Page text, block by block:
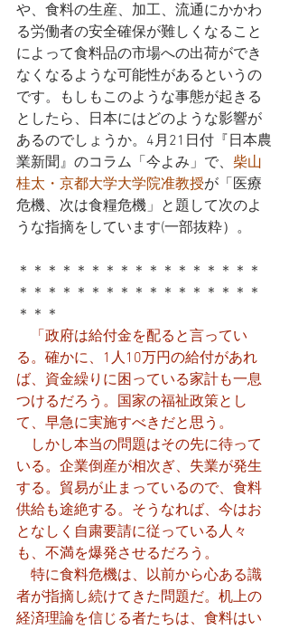
や、食料の生産、加工、流通にかかわ
る労働者の安全確保が難しくなること
によって食料品の市場への出荷ができ
なくなるような可能性があるというの
です。もしもこのような事態が起きる
としたら、日本にはどのような影響が
あるのでしょうか。4月21日付『日本農
業新聞』のコラム「今よみ」で、 柴山
桂太・京都大学大学院准教授が「医療
危機、次は食糧危機」と題して次のよ
うな指摘をしています(一部抜粋）。
＊＊＊＊＊＊＊＊＊＊＊＊＊＊＊＊＊
＊＊＊＊＊＊＊＊＊＊＊＊＊＊＊＊＊
＊＊＊
「政府は給付金を配ると言ってい
る。確かに、1人10万円の給付があれ
ば、資金繰りに困っている家計も一息
つけるだろう。国家の福祉政策とし
て、早急に実施すべきだと思う。
しかし本当の問題はその先に待って
いる。企業倒産が相次ぎ、失業が発生
する。貿易が止まっているので、食料
供給も途絶する。そうなれば、今はお
となしく自粛要請に従っている人々
も、不満を爆発させるだろう。
特に食料危機は、以前から心ある識
者が指摘し続けてきた問題だ。机上の
経済理論を信じる者たちは、食料はい